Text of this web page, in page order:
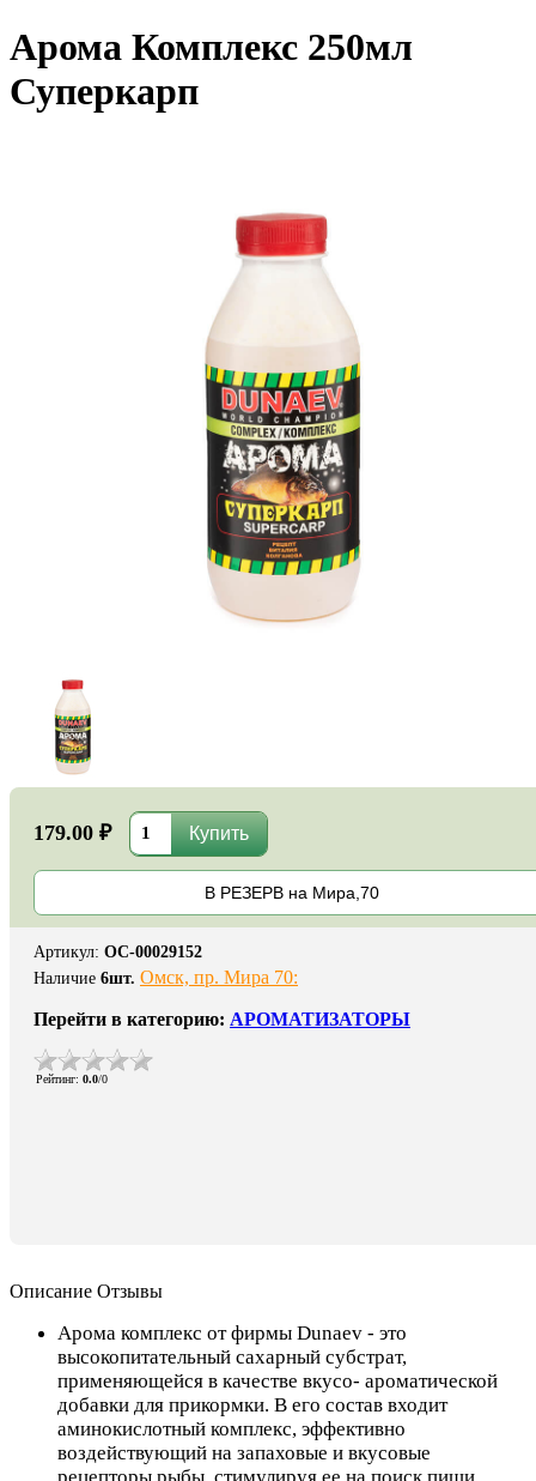
Арома Комплекс 250мл
Суперкарп
179.00 ₽
В РЕЗЕРВ на Мира,70
Артикул: ОС-00029152
Наличие 6шт. Омск, пр. Мира 70:
Перейти в категорию: АРОМАТИЗАТОРЫ
Рейтинг: 0.0/0
Описание Отзывы
Арома комплекс от фирмы Dunaev - это
высокопитательный сахарный субстрат,
применяющейся в качестве вкусо- ароматической
добавки для прикормки. В его состав входит
аминокислотный комплекс, эффективно
воздействующий на запаховые и вкусовые